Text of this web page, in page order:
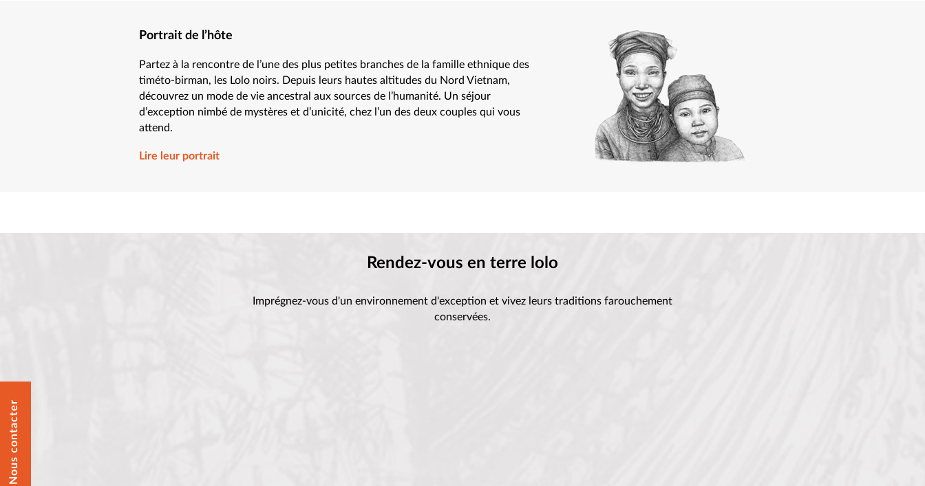
Nous contacter
Portrait de l’hôte
Partez à la rencontre de l’une des plus petites branches de la famille ethnique des
timéto-birman, les Lolo noirs. Depuis leurs hautes altitudes du Nord Vietnam,
découvrez un mode de vie ancestral aux sources de l’humanité. Un séjour
d’exception nimbé de mystères et d’unicité, chez l’un des deux couples qui vous
attend.
Lire leur portrait
Rendez-vous en terre lolo
Imprégnez-vous d'un environnement d'exception et vivez leurs traditions farouchement
conservées.